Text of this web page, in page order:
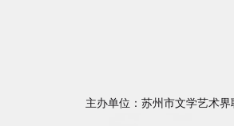
主办单位：苏州市文学艺术